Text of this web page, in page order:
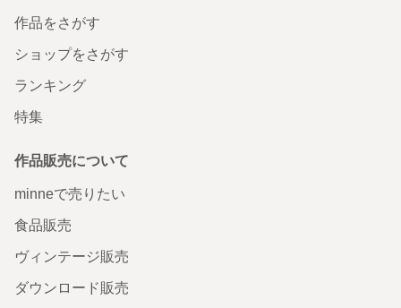
作品をさがす
ショップをさがす
ランキング
特集
作品販売について
minneで売りたい
食品販売
ヴィンテージ販売
ダウンロード販売